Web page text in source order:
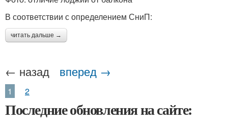
В соответствии с определением СниП:
читать дальше →
← назад вперед →
1 2
Последние обновления на сайте: